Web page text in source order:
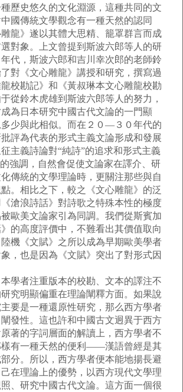
歷史悠久的文化淵源，這種共同的文
國傳統文學觀念有一種天然的認同
龍》遂以其體大思精、籠罩群言而成
對象。上文曾提到斯波六郎等人的研
代，斯波六郎和吉川幸次郎的老師鈴
對《文心雕龍》講授和研究，撰寫過
龍校勘記》和《黃叔琳本文心雕龍校勘
從鈴木虎雄到斯波六郎等人的努力，
成為日本研究中國古代文論的一門顯
少與此相似。而在２０—３０年代的
評為代表的形式主義文論形成和發展
主義詩論對“純詩”的追求和形式主義
強調，自然會促使文論家在譯介、研
傳統的文學理論時，更關注那些與自
。相比之下，較之《文心雕龍》的泛
滄浪詩話》對詩歌之特殊本性的極度
歐美文論家引為同調。我們從斯賓加
的高度評價中，不難看出其價值取向
機《文賦》之所以成為早期歐美學者
，也是因為《文賦》突出了對形式因
者注重版本的校勘、文本的譯注不
究明顯偏重在理論闡釋方面。如果說
要是一種還原性研究，那么西方學者
發性。這也許和中國古文迥異于西方
著的字詞層面的解讀上，西方學者不
樣有一種天然的便利——漢語曾經是其
分。所以，西方學者便本能地揚長避
在理論上的優勢，以西方現代文學理
、研究中國古代文論。這方面一個很